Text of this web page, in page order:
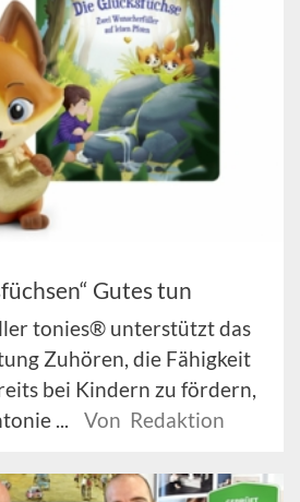
Gutes tun
tonies® unterstützt das
Zuhören, die Fähigkeit
bei Kindern zu fördern,
...
Von Redaktion